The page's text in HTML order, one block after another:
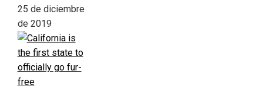
25 de diciembre
de 2019